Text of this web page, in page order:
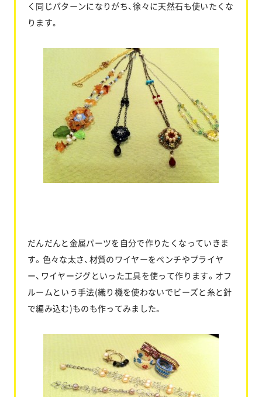
く同じパターンになりがち、徐々に天然石も使いたくな
ります｡
だんだんと金属パーツを自分で作りたくなっていきま
す。色々な太さ、材質のワイヤーをペンチやプライヤ
ー、ワイヤージグといった工具を使って作ります。オフ
ルームという手法(織り機を使わないでビーズと糸と針
で編み込む)ものも作ってみました｡